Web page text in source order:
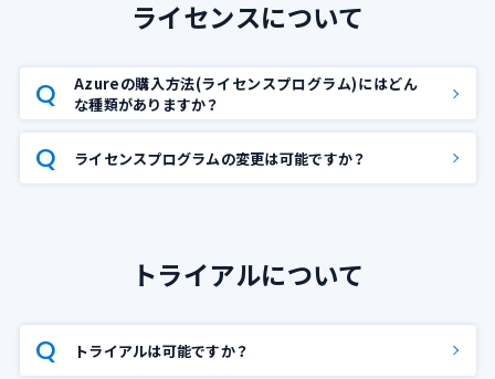
ライセンスについて
Azureの購入方法(ライセンスプログラム)にはどん
な種類がありますか？
ライセンスプログラムの変更は可能ですか？
トライアルについて
トライアルは可能ですか？